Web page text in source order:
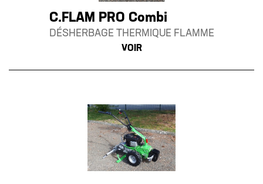
C.FLAM PRO Combi
DÉSHERBAGE THERMIQUE FLAMME
VOIR